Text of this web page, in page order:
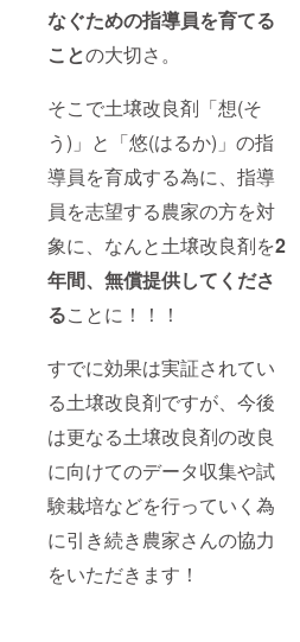
なぐための指導員を育てる
ことの大切さ。
そこで土壌改良剤「想(そ
う)」と「悠(はるか)」の指
導員を育成する為に、指導
員を志望する農家の方を対
象に、なんと土壌改良剤を2
年間、無償提供してくださ
ることに！！！
すでに効果は実証されてい
る土壌改良剤ですが、今後
は更なる土壌改良剤の改良
に向けてのデータ収集や試
験栽培などを行っていく為
に引き続き農家さんの協力
をいただきます！